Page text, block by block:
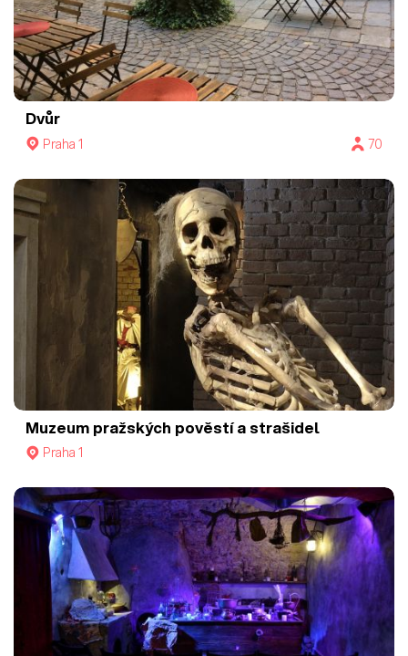
Dvůr
Praha 1 70
Muzeum pražských pověstí a strašidel
Praha 1